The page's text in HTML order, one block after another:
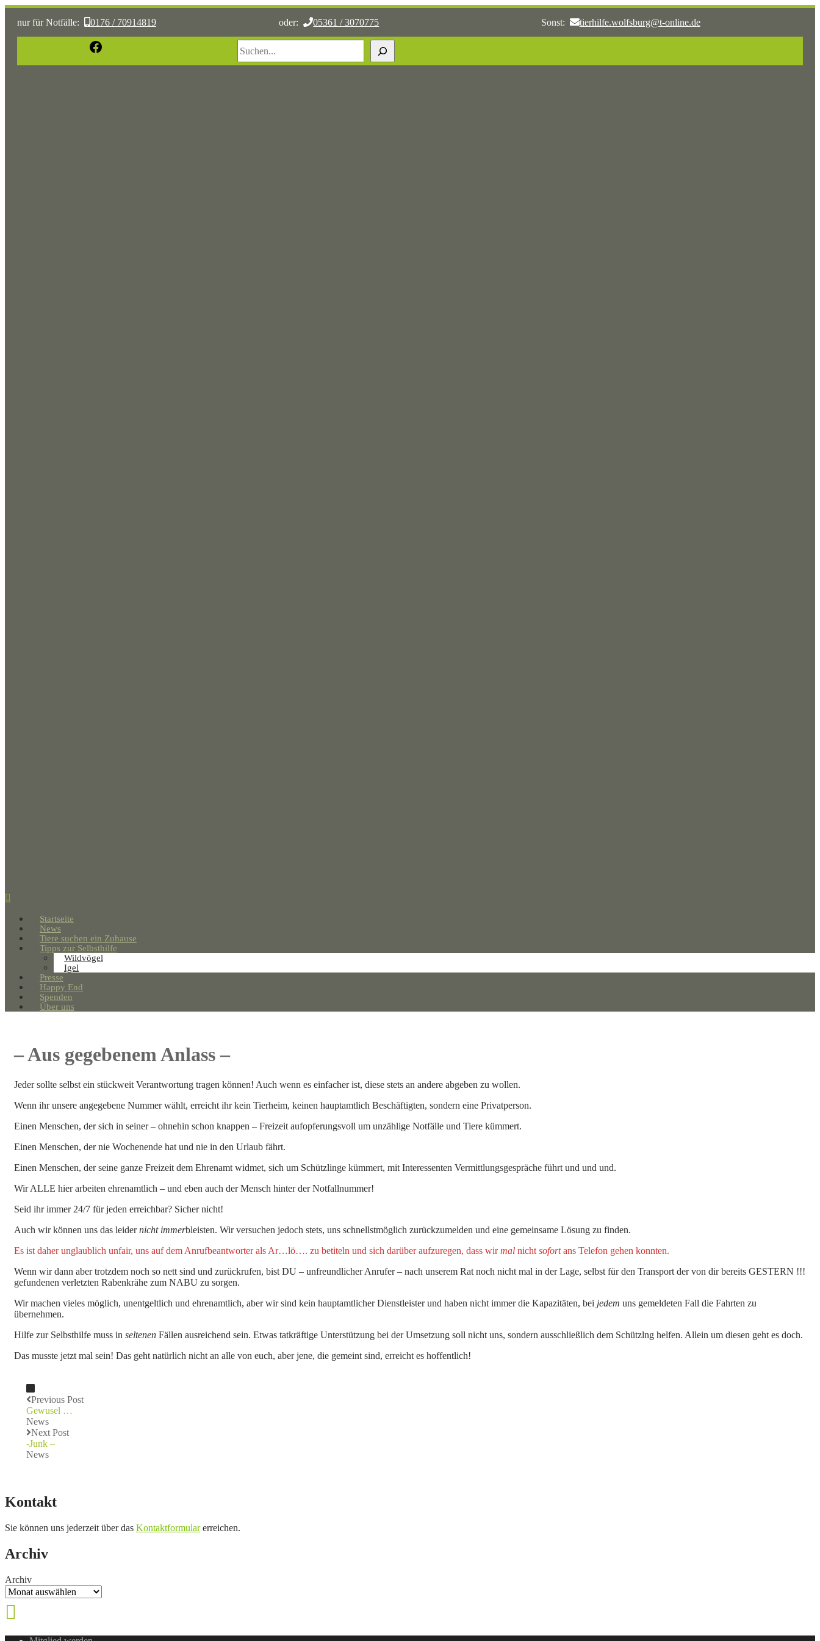
nur für Notfälle: 0176 / 70914819 oder: 05361 / 3070775 Sonst: tierhilfe.wolfsburg@t-online.de
Startseite
News
Tiere suchen ein Zuhause
Tipps zur Selbsthilfe
Wildvögel
Igel
Presse
Happy End
Spenden
Über uns
– Aus gegebenem Anlass –
Jeder sollte selbst ein stückweit Verantwortung tragen können! Auch wenn es einfacher ist, diese stets an andere abgeben zu wollen.
Wenn ihr unsere angegebene Nummer wählt, erreicht ihr kein Tierheim, keinen hauptamtlich Beschäftigten, sondern eine Privatperson.
Einen Menschen, der sich in seiner – ohnehin schon knappen – Freizeit aufopferungsvoll um unzählige Notfälle und Tiere kümmert.
Einen Menschen, der nie Wochenende hat und nie in den Urlaub fährt.
Einen Menschen, der seine ganze Freizeit dem Ehrenamt widmet, sich um Schützlinge kümmert, mit Interessenten Vermittlungsgespräche führt und und und.
Wir ALLE hier arbeiten ehrenamtlich – und eben auch der Mensch hinter der Notfallnummer!
Seid ihr immer 24/7 für jeden erreichbar? Sicher nicht!
Auch wir können uns das leidernicht immerbleisten. Wir versuchen jedoch stets, uns schnellstmöglich zurückzumelden und eine gemeinsame Lösung zu finden.
Es ist daher unglaublich unfair, uns auf dem Anrufbeantworter als Ar…lö…. zu betiteln und sich darüber aufzuregen, dass wirmal nicht sofortans Telefon gehen konnten.
Wenn wir dann aber trotzdem noch so nett sind und zurückrufen, bist DU – unfreundlicher Anrufer – nach unserem Rat noch nicht mal in der Lage, selbst für den Transport der von dir bereits GESTERN !!!
gefundenen verletzten Rabenkrähe zum NABU zu sorgen.
Wir machen vieles möglich, unentgeltlich und ehrenamtlich, aber wir sind kein hauptamtlicher Dienstleister und haben nicht immer die Kapazitäten, bei jedem uns gemeldeten Fall die Fahrten zu
übernehmen.
Hilfe zur Selbsthilfe muss in seltenen Fällen ausreichend sein. Etwas tatkräftige Unterstützung bei der Umsetzung soll nicht uns, sondern ausschließlich dem Schützlng helfen. Allein um diesen geht es doch.
Das musste jetzt mal sein! Das geht natürlich nicht an alle von euch, aber jene, die gemeint sind, erreicht es hoffentlich!
Previous Post
Gewusel …
News
Next Post
-Junk –
News
Kontakt
Sie können uns jederzeit über das Kontaktformularerreichen.
Archiv
Archiv